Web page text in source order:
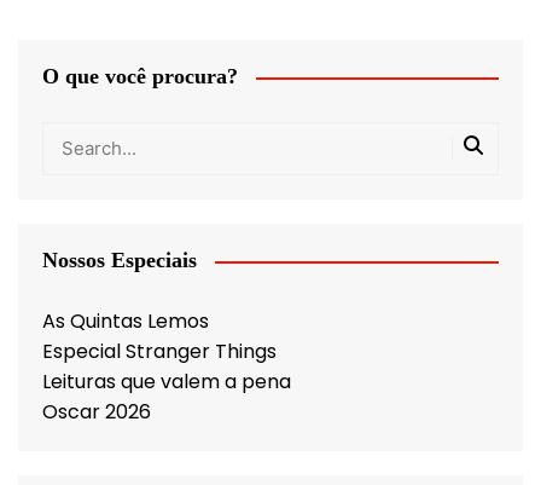
O que você procura?
Nossos Especiais
As Quintas Lemos
Especial Stranger Things
Leituras que valem a pena
Oscar 2026